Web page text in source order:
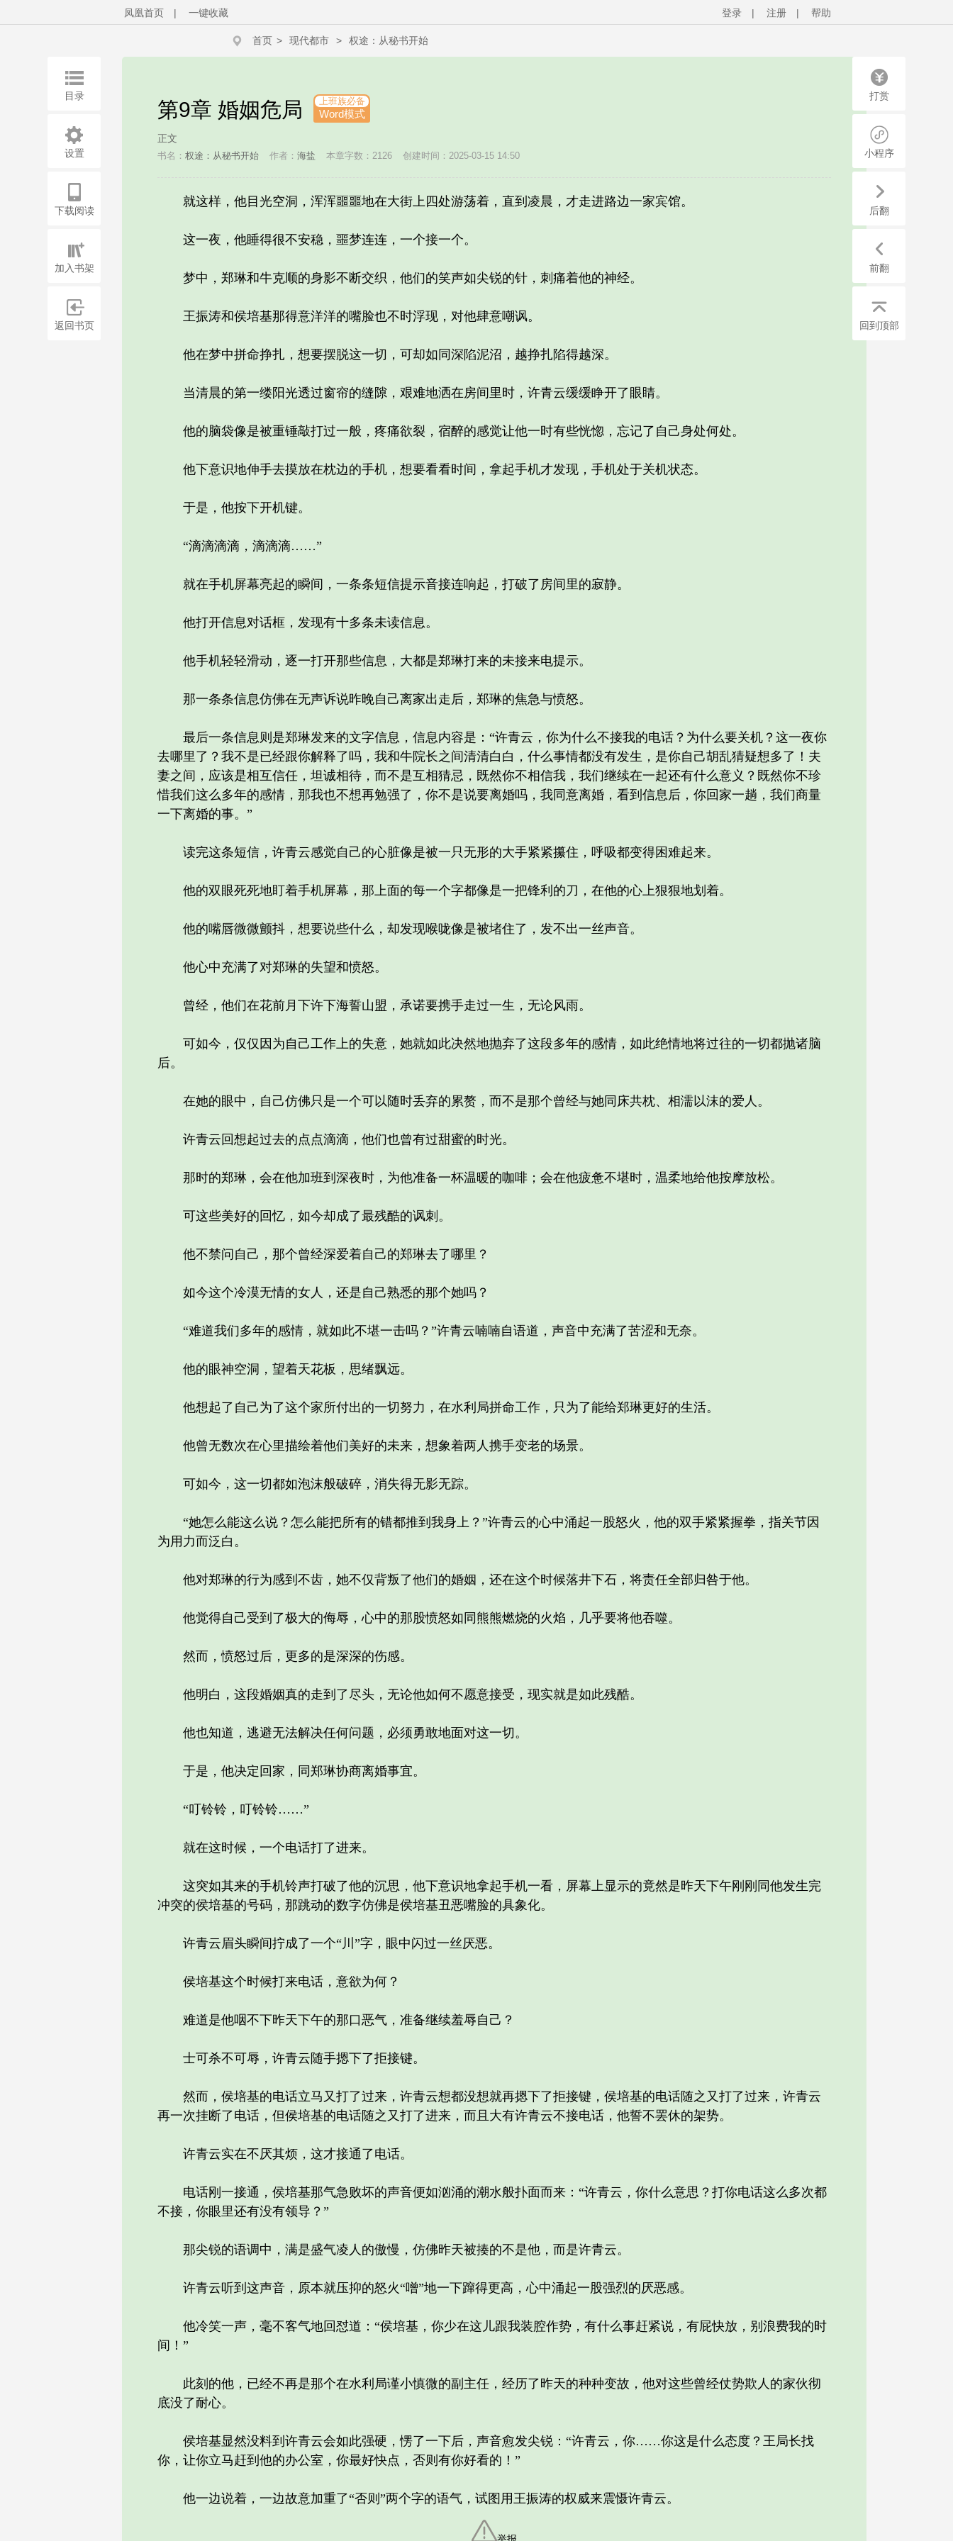
登录 | 注册 | 帮助
凤凰首页 | 一键收藏
首页 > 现代都市 > 权途：从秘书开始
第9章 婚姻危局 上班族必备
Word模式
正文
书名： 权途：从秘书开始 作者： 海盐 本章字数：2126 创建时间：2025-03-15 14:50
就这样，他目光空洞，浑浑噩噩地在大街上四处游荡着，直到凌晨，才走进路边一家宾馆。
这一夜，他睡得很不安稳，噩梦连连，一个接一个。
梦中，郑琳和牛克顺的身影不断交织，他们的笑声如尖锐的针，刺痛着他的神经。
王振涛和侯培基那得意洋洋的嘴脸也不时浮现，对他肆意嘲讽。
他在梦中拼命挣扎，想要摆脱这一切，可却如同深陷泥沼，越挣扎陷得越深。
当清晨的第一缕阳光透过窗帘的缝隙，艰难地洒在房间里时，许青云缓缓睁开了眼睛。
他的脑袋像是被重锤敲打过一般，疼痛欲裂，宿醉的感觉让他一时有些恍惚，忘记了自己身处何处。
他下意识地伸手去摸放在枕边的手机，想要看看时间，拿起手机才发现，手机处于关机状态。
于是，他按下开机键。
“滴滴滴滴，滴滴滴……”
就在手机屏幕亮起的瞬间，一条条短信提示音接连响起，打破了房间里的寂静。
他打开信息对话框，发现有十多条未读信息。
他手机轻轻滑动，逐一打开那些信息，大都是郑琳打来的未接来电提示。
那一条条信息仿佛在无声诉说昨晚自己离家出走后，郑琳的焦急与愤怒。
最后一条信息则是郑琳发来的文字信息，信息内容是：“许青云，你为什么不接我的电话？为什么要关机？这一夜你
去哪里了？我不是已经跟你解释了吗，我和牛院长之间清清白白，什么事情都没有发生，是你自己胡乱猜疑想多了！夫
妻之间，应该是相互信任，坦诚相待，而不是互相猜忌，既然你不相信我，我们继续在一起还有什么意义？既然你不珍
惜我们这么多年的感情，那我也不想再勉强了，你不是说要离婚吗，我同意离婚，看到信息后，你回家一趟，我们商量
一下离婚的事。”
读完这条短信，许青云感觉自己的心脏像是被一只无形的大手紧紧攥住，呼吸都变得困难起来。
他的双眼死死地盯着手机屏幕，那上面的每一个字都像是一把锋利的刀，在他的心上狠狠地划着。
他的嘴唇微微颤抖，想要说些什么，却发现喉咙像是被堵住了，发不出一丝声音。
他心中充满了对郑琳的失望和愤怒。
曾经，他们在花前月下许下海誓山盟，承诺要携手走过一生，无论风雨。
可如今，仅仅因为自己工作上的失意，她就如此决然地抛弃了这段多年的感情，如此绝情地将过往的一切都抛诸脑
后。
在她的眼中，自己仿佛只是一个可以随时丢弃的累赘，而不是那个曾经与她同床共枕、相濡以沫的爱人。
许青云回想起过去的点点滴滴，他们也曾有过甜蜜的时光。
那时的郑琳，会在他加班到深夜时，为他准备一杯温暖的咖啡；会在他疲惫不堪时，温柔地给他按摩放松。
可这些美好的回忆，如今却成了最残酷的讽刺。
他不禁问自己，那个曾经深爱着自己的郑琳去了哪里？
如今这个冷漠无情的女人，还是自己熟悉的那个她吗？
“难道我们多年的感情，就如此不堪一击吗？”许青云喃喃自语道，声音中充满了苦涩和无奈。
他的眼神空洞，望着天花板，思绪飘远。
他想起了自己为了这个家所付出的一切努力，在水利局拼命工作，只为了能给郑琳更好的生活。
他曾无数次在心里描绘着他们美好的未来，想象着两人携手变老的场景。
可如今，这一切都如泡沫般破碎，消失得无影无踪。
“她怎么能这么说？怎么能把所有的错都推到我身上？”许青云的心中涌起一股怒火，他的双手紧紧握拳，指关节因
为用力而泛白。
他对郑琳的行为感到不齿，她不仅背叛了他们的婚姻，还在这个时候落井下石，将责任全部归咎于他。
他觉得自己受到了极大的侮辱，心中的那股愤怒如同熊熊燃烧的火焰，几乎要将他吞噬。
然而，愤怒过后，更多的是深深的伤感。
他明白，这段婚姻真的走到了尽头，无论他如何不愿意接受，现实就是如此残酷。
他也知道，逃避无法解决任何问题，必须勇敢地面对这一切。
于是，他决定回家，同郑琳协商离婚事宜。
“叮铃铃，叮铃铃……”
就在这时候，一个电话打了进来。
这突如其来的手机铃声打破了他的沉思，他下意识地拿起手机一看，屏幕上显示的竟然是昨天下午刚刚同他发生完
冲突的侯培基的号码，那跳动的数字仿佛是侯培基丑恶嘴脸的具象化。
许青云眉头瞬间拧成了一个“川”字，眼中闪过一丝厌恶。
侯培基这个时候打来电话，意欲为何？
难道是他咽不下昨天下午的那口恶气，准备继续羞辱自己？
士可杀不可辱，许青云随手摁下了拒接键。
然而，侯培基的电话立马又打了过来，许青云想都没想就再摁下了拒接键，侯培基的电话随之又打了过来，许青云
再一次挂断了电话，但侯培基的电话随之又打了进来，而且大有许青云不接电话，他誓不罢休的架势。
许青云实在不厌其烦，这才接通了电话。
电话刚一接通，侯培基那气急败坏的声音便如汹涌的潮水般扑面而来：“许青云，你什么意思？打你电话这么多次都
不接，你眼里还有没有领导？”
那尖锐的语调中，满是盛气凌人的傲慢，仿佛昨天被揍的不是他，而是许青云。
许青云听到这声音，原本就压抑的怒火“噌”地一下蹿得更高，心中涌起一股强烈的厌恶感。
他冷笑一声，毫不客气地回怼道：“侯培基，你少在这儿跟我装腔作势，有什么事赶紧说，有屁快放，别浪费我的时
间！”
此刻的他，已经不再是那个在水利局谨小慎微的副主任，经历了昨天的种种变故，他对这些曾经仗势欺人的家伙彻
底没了耐心。
侯培基显然没料到许青云会如此强硬，愣了一下后，声音愈发尖锐：“许青云，你……你这是什么态度？王局长找
你，让你立马赶到他的办公室，你最好快点，否则有你好看的！”
他一边说着，一边故意加重了“否则”两个字的语气，试图用王振涛的权威来震慑许青云。
目录
设置
下载阅读
加入书架
返回书页
打赏
小程序
后翻
前翻
回到顶部